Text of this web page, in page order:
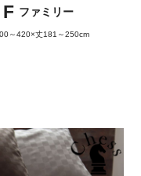
F ファミリー
～420×丈181～250cm